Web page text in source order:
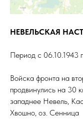
НЕВЕЛЬСКАЯ
Период с 06.10.1943
Войска фронта на
продвинулись на 30
западнее Невель,
Хвошно, оз. Сенница